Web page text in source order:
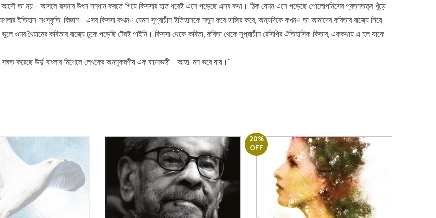
তা নয়। আসলে রসনার উৎস সন্ধান করতে গিয়ে কিসসার হাত ধরেই এসে পড়েছে এসব কথা। ঠিক যেমন এসে পড়েছে পোলোপনিসের প্রত্নতত্ত্ব খুঁড়ে
ইতিহাস-সংস্কৃতি-বিজ্ঞান। এসব কিসসা কখনও যেমন সুপ্রাচীন ইতিহাসকে নতুন করে হাজির করে, অন্যদিকে কখনও তা আমাদের কবিতার রাজ্যে নিয়ে
ওমর খৈয়ামের কবিতার রাজ্যে ঢুকে পড়েছি টেরই পাইনি। কিসসা থেকে কবিতা, কবিতা থেকে সুপ্রাচীন রেসিপির ঐতিহাসিক কিতাব, এককথায় এ হল যাকে
করেছে উর্দু-বাংলার মিশেলে লেখকের অননুকরণীয় এক বাচনভঙ্গী। আহা! মন ভরে যায়।”
20%
OFF